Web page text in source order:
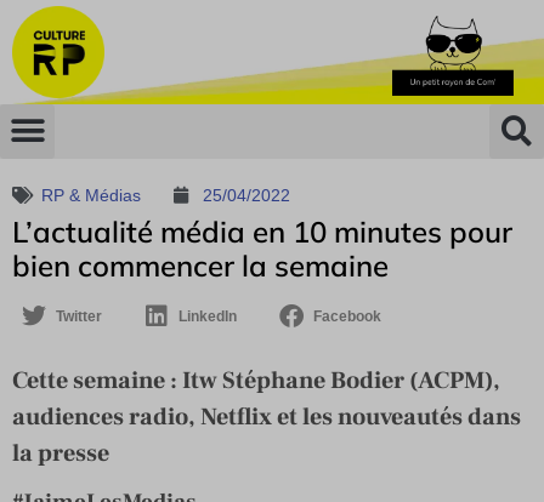
RP & Médias 25/04/2022
L’actualité média en 10 minutes pour
bien commencer la semaine
Twitter LinkedIn Facebook
Cette semaine : Itw Stéphane Bodier (ACPM),
audiences radio, Netflix et les nouveautés dans
la presse